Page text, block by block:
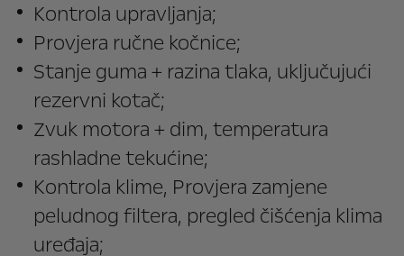
Kontrola upravljanja;
Provjera ručne kočnice;
Stanje guma + razina tlaka, uključujući
rezervni kotač;
Zvuk motora + dim, temperatura
rashladne tekućine;
Kontrola klime, Provjera zamjene
peludnog filtera, pregled čišćenja klima
uređaja;